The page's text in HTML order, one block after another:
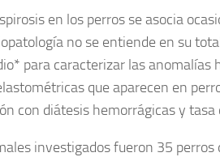
en los perros se asocia
no se entiende en su
para caracterizar las anomalías
que aparecen en
con diátesis hemorrágicas y tasa
investigados fueron 35 perros